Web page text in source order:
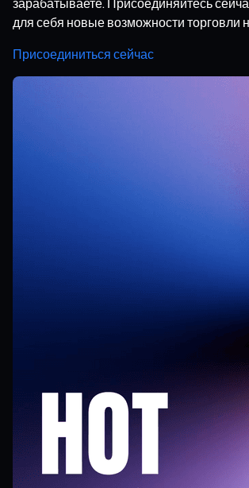
для себя новые возможности торговли
Присоединиться сейчас